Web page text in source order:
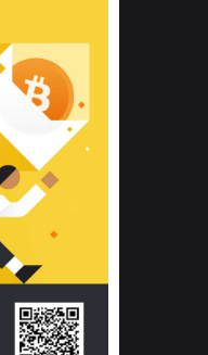
trạng kích
điều kiện
thể tìm hiểu
học về tác
trường
con
(External
diện hơn.
chọn
cho phòng
gối đệm
thẩm mỹ lẫn
cần cân
quan trọng